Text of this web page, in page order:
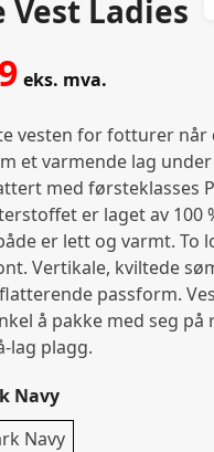
Vest Ladies
eks. mva.
vesten for fotturer når
et varmende lag
med førsteklasses
er laget av 100
er lett og varmt. To
Vertikale, kviltede
passform.
å pakke med seg på
lag plagg.
Navy
Navy